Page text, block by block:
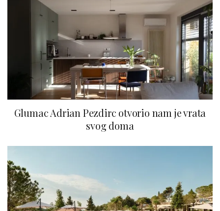
Glumac Adrian Pezdirc otvorio nam je vrata
svog doma